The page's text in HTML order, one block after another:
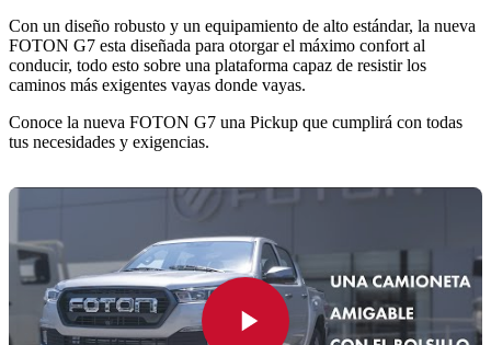
Con un diseño robusto y un equipamiento de alto estándar, la nueva
FOTON G7 esta diseñada para otorgar el máximo confort al
conducir, todo esto sobre una plataforma capaz de resistir los
caminos más exigentes vayas donde vayas.
Conoce la nueva FOTON G7 una Pickup que cumplirá con todas
tus necesidades y exigencias.